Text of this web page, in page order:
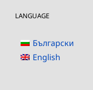
LANGUAGE
Български
English